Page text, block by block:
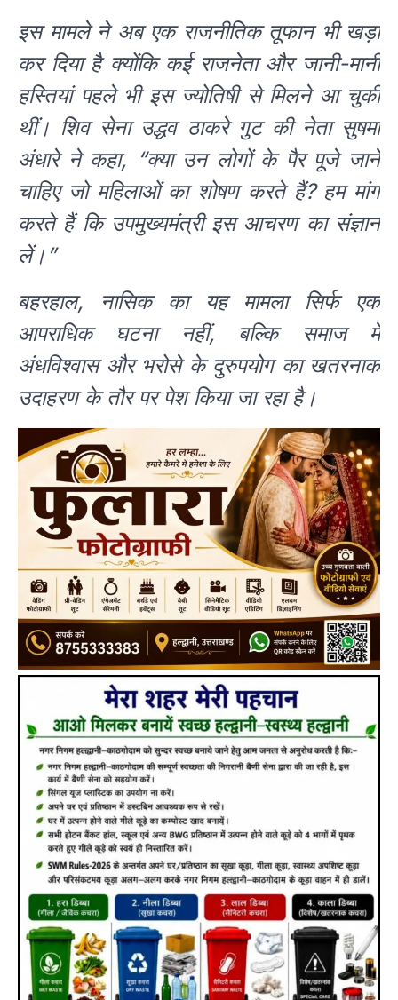
इस मामले ने अब एक राजनीतिक तूफान भी खड़ा
कर दिया है क्योंकि कई राजनेता और जानी-मानी
हस्तियां पहले भी इस ज्योतिषी से मिलने आ चुकी
थीं। शिव सेना उद्धव ठाकरे गुट की नेता सुषमा
अंधारे ने कहा, “क्या उन लोगों के पैर पूजे जाने
चाहिए जो महिलाओं का शोषण करते हैं? हम मांग
करते हैं कि उपमुख्यमंत्री इस आचरण का संज्ञान
लें।”
बहरहाल, नासिक का यह मामला सिर्फ एक
आपराधिक घटना नहीं, बल्कि समाज में
अंधविश्वास और भरोसे के दुरुपयोग का खतरनाक
उदाहरण के तौर पर पेश किया जा रहा है।